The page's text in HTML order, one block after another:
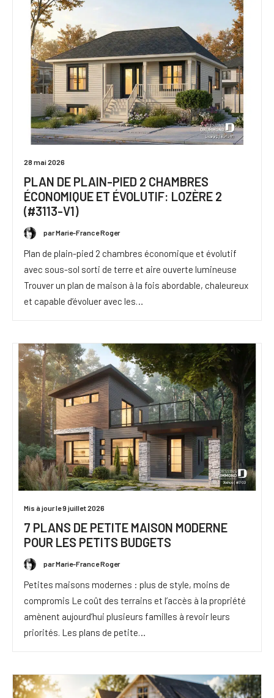
28 mai 2026
PLAN DE PLAIN-PIED 2 CHAMBRES
ÉCONOMIQUE ET ÉVOLUTIF: LOZÈRE 2
(#3113-V1)
par Marie-France Roger
Plan de plain-pied 2 chambres économique et évolutif
avec sous-sol sorti de terre et aire ouverte lumineuse
Trouver un plan de maison à la fois abordable, chaleureux
et capable d’évoluer avec les…
Mis à jour le 9 juillet 2026
7 PLANS DE PETITE MAISON MODERNE
POUR LES PETITS BUDGETS
par Marie-France Roger
Petites maisons modernes : plus de style, moins de
compromis Le coût des terrains et l’accès à la propriété
amènent aujourd’hui plusieurs familles à revoir leurs
priorités. Les plans de petite…